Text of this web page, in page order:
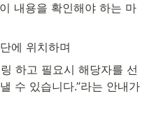
내용을 확인해야 하는 마
에 위치하며
하고 필요시 해당자를 선
수 있습니다.”라는 안내가